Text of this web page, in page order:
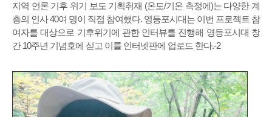
지역 언론 기후 위기 보도 기획취재 (온도/기온 측정에)는 다양한 계
층의 인사 40여 명이 직접 참여했다. 영등포시대는 이번 프로젝트 참
여자를 대상으로 기후위기에 관한 인터뷰를 진행해 영등포시대 창
간 10주년 기념호에 싣고 이를 인터넷판에 업로드 한다.-2